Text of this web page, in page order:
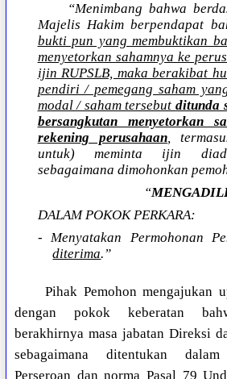
“Menimbang bahwa
Majelis Hakim berpendapat
bukti pun yang membuktikan
menyetorkan sahamnya ke
ijin RUPSLB, maka berakibat
pendiri / pemegang saham
modal / saham tersebutditunda
bersangkutan menyetorkan
rekening perusahaan,
untuk) meminta ijin
sebagaimana dimohonkan
“
DALAM POKOK PERKARA:
- Menyatakan Permohonan
diterima.”
Pihak Pemohon mengajukan
dengan pokok keberatan
berakhirnya masa jabatan Direksi
sebagaimana ditentukan
Perseroan dan norma Pasal 79